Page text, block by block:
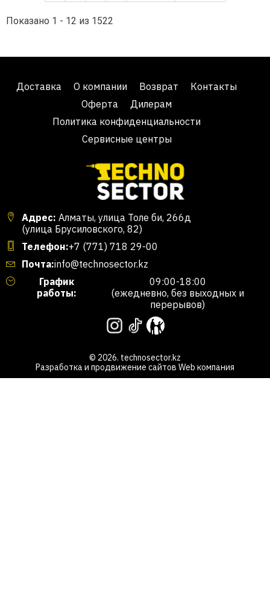
Показано 1 - 12 из 1522
Доставка О компании Возврат
Контакты
Оферта
Дилерам
Политика конфиденциальности
Сервисные центры
Адрес: Алматы, улица Толе би, 266д
(улица Брусиловского, 82)
Телефон:+7 (771) 718 29-00
Почта:info@technosector.kz
График
работы:
09:00-18:00
(ежедневно, без выходных и
перерывов)
© 2026. technosector.kz
Разработка и продвижение сайтов Web компания